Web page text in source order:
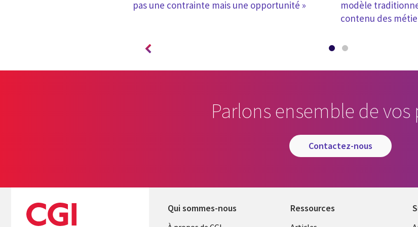
pas une contrainte mais une opportunité »
modèle
contenu des
Parlons ensemble de vos
contactez-nous
Qui sommes-nous Ressources